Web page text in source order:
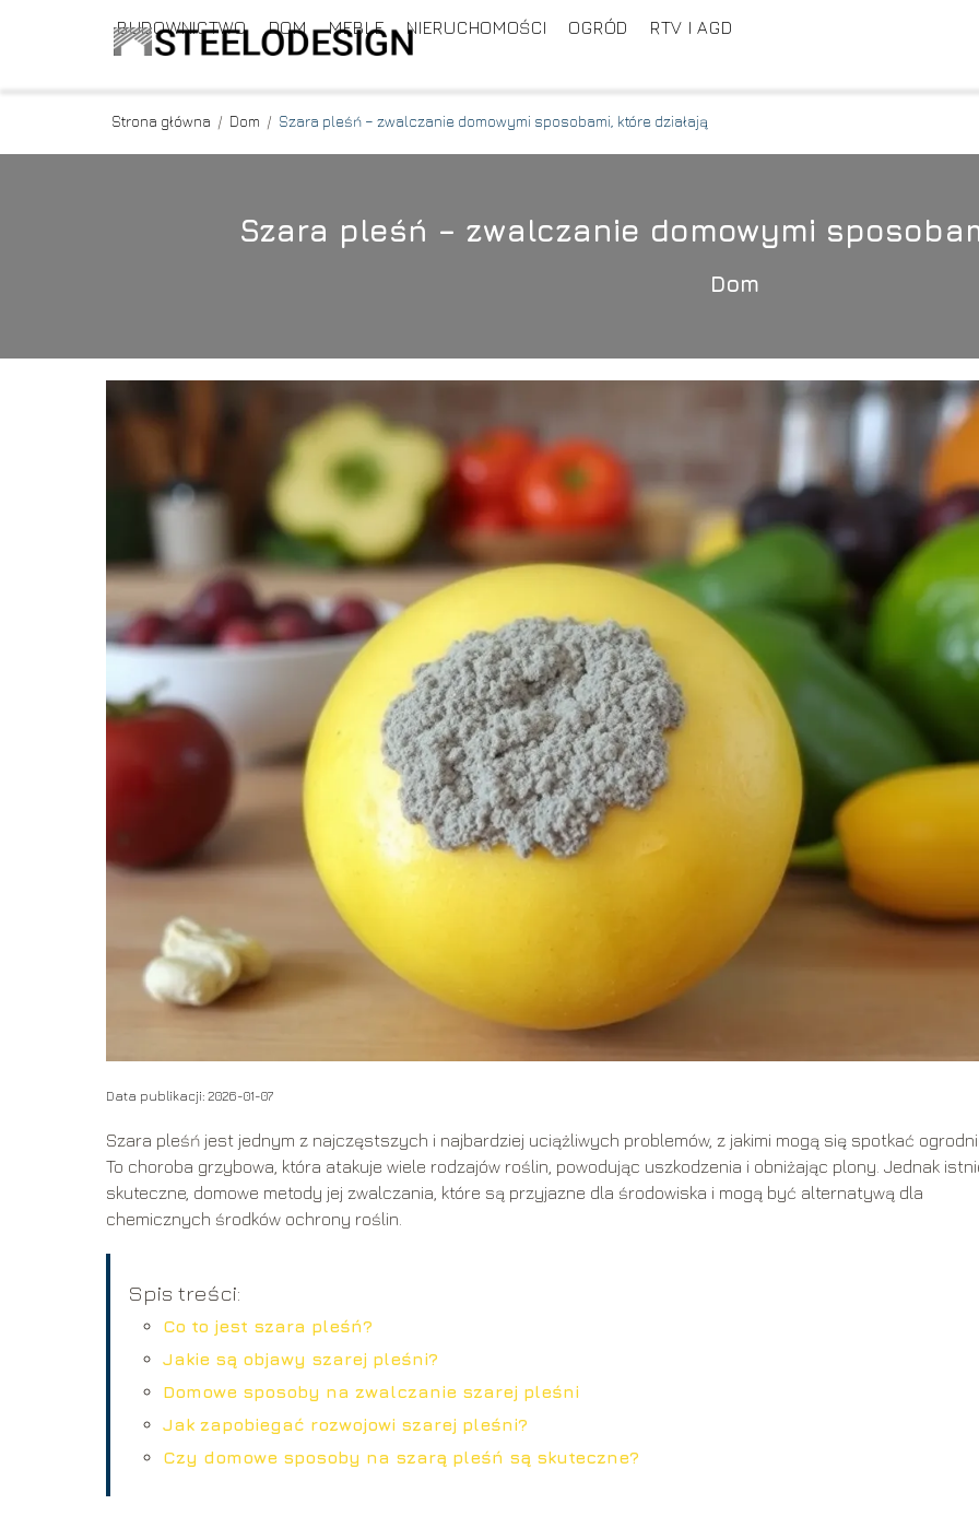
BUDOWNICTWO DOM MEBLE NIERUCHOMOŚCI OGRÓD RTV I AGD
Strona główna / Dom / Szara pleśń – zwalczanie domowymi sposobami, które działają
Szara pleśń – zwalczanie domowymi
Dom
Data publikacji: 2026-01-07
Szara pleśń jest jednym z najczęstszych i najbardziej uciążliwych problemów, z jakimi mogą się spotkać
To choroba grzybowa, która atakuje wiele rodzajów roślin, powodując uszkodzenia i obniżając plony. Jednak
skuteczne, domowe metody jej zwalczania, które są przyjazne dla środowiska i mogą być alternatywą dla
chemicznych środków ochrony roślin.
Spis treści:
Co to jest szara pleśń?
Jakie są objawy szarej pleśni?
Domowe sposoby na zwalczanie szarej pleśni
Jak zapobiegać rozwojowi szarej pleśni?
Czy domowe sposoby na szarą pleśń są skuteczne?